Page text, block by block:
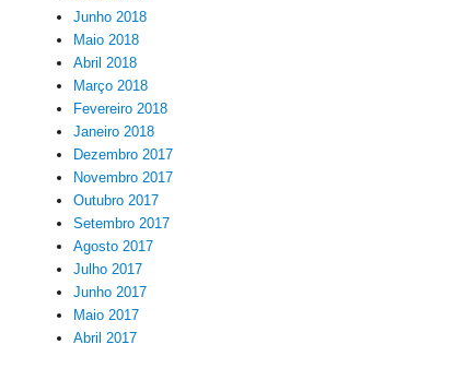
Junho 2018
Maio 2018
Abril 2018
Março 2018
Fevereiro 2018
Janeiro 2018
Dezembro 2017
Novembro 2017
Outubro 2017
Setembro 2017
Agosto 2017
Julho 2017
Junho 2017
Maio 2017
Abril 2017